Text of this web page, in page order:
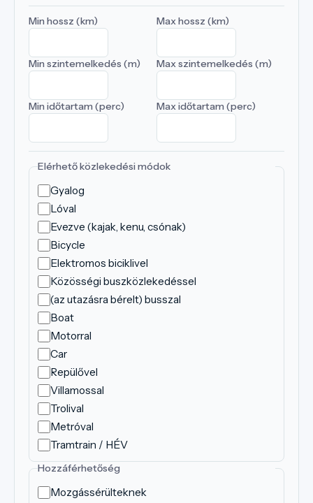
Min hossz (km) Max hossz (km)
Min szintemelkedés (m) Max szintemelkedés (m)
Min időtartam (perc) Max időtartam (perc)
Elérhető közlekedési módok
Gyalog
Lóval
Evezve (kajak, kenu, csónak)
Bicycle
Elektromos biciklivel
Közösségi buszközlekedéssel
(az utazásra bérelt) busszal
Boat
Motorral
Car
Repülővel
Villamossal
Trolival
Metróval
Tramtrain / HÉV
Hozzáférhetőség
Mozgássérülteknek